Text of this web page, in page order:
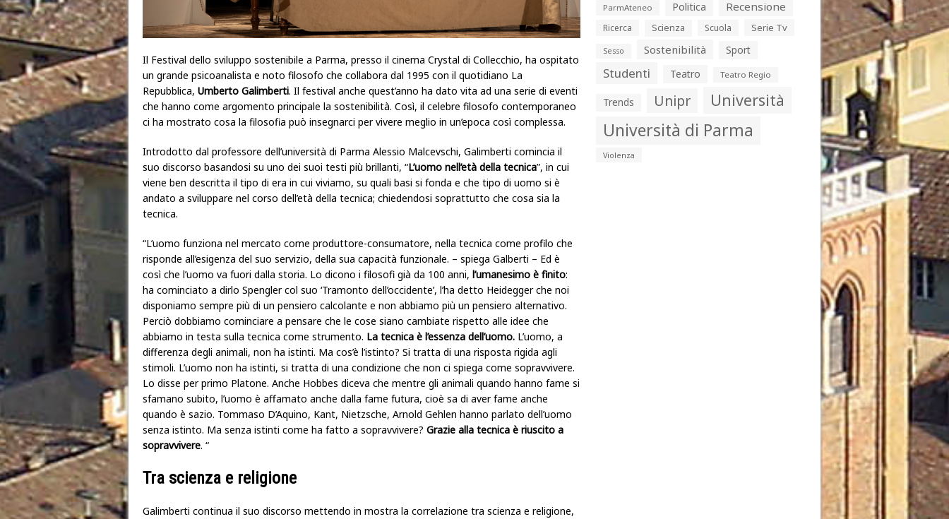
Il Festival dello sviluppo sostenibile a Parma, presso il cinema Crystal di Collecchio, ha ospitato
un grande psicoanalista e noto filosofo che collabora dal 1995 con il quotidiano La
Repubblica, Umberto Galimberti. Il festival anche quest’anno ha dato vita ad una serie di eventi
che hanno come argomento principale la sostenibilità. Così, il celebre filosofo contemporaneo
ci ha mostrato cosa la filosofia può insegnarci per vivere meglio in un’epoca così complessa.
Introdotto dal professore dell’università di Parma Alessio Malcevschi, Galimberti comincia il
suo discorso basandosi su uno dei suoi testi più brillanti, “L’uomo nell’età della tecnica”, in cui
viene ben descritta il tipo di era in cui viviamo, su quali basi si fonda e che tipo di uomo si è
andato a sviluppare nel corso dell’età della tecnica; chiedendosi soprattutto che cosa sia la
tecnica.
“L’uomo funziona nel mercato come produttore-consumatore, nella tecnica come profilo che
risponde all’esigenza del suo servizio, della sua capacità funzionale. – spiega Galberti – Ed è
così che l’uomo va fuori dalla storia. Lo dicono i filosofi già da 100 anni, l’umanesimo è finito:
ha cominciato a dirlo Spengler col suo ‘Tramonto dell’occidente’, l’ha detto Heidegger che noi
disponiamo sempre più di un pensiero calcolante e non abbiamo più un pensiero alternativo.
Perciò dobbiamo cominciare a pensare che le cose siano cambiate rispetto alle idee che
abbiamo in testa sulla tecnica come strumento. La tecnica è l’essenza dell’uomo. L’uomo, a
differenza degli animali, non ha istinti. Ma cos’è l’istinto? Si tratta di una risposta rigida agli
stimoli. L’uomo non ha istinti, si tratta di una condizione che non ci spiega come sopravvivere.
Lo disse per primo Platone. Anche Hobbes diceva che mentre gli animali quando hanno fame si
sfamano subito, l’uomo è affamato anche dalla fame futura, cioè sa di aver fame anche
quando è sazio. Tommaso D’Aquino, Kant, Nietzsche, Arnold Gehlen hanno parlato dell’uomo
senza istinto. Ma senza istinti come ha fatto a sopravvivere? Grazie alla tecnica è riuscito a
sopravvivere. “
Tra scienza e religione
Galimberti continua il suo discorso mettendo in mostra la correlazione tra scienza e religione,
ParmAteneo Politica Recensione
Ricerca Scienza Scuola Serie Tv
Sesso Sostenibilità Sport
Studenti Teatro Teatro Regio
Trends Unipr Università
Università di Parma
Violenza